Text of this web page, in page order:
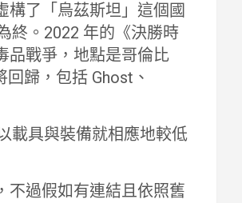
構了「烏茲斯坦」這個國
終。2022 年的《決勝時
品戰爭，地點是哥倫比
歸，包括 Ghost、
載具與裝備就相應地較低
不過假如有連結且依照舊